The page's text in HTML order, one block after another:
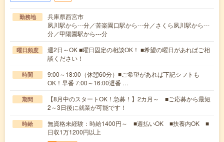
勤務地
兵庫県西宮市
夙川駅から---分／苦楽園口駅から---分／さくら夙川駅から---
分／甲陽園駅から---分
曜日頻度
週2日～OK ■曜日固定の相談OK！ ■希望の曜日があればご相
談ください！
時間
9:00～18:00（休憩60分）■ご希望があれば下記シフトも
OK！早番 7:00～16:00遅番 …
期間
【8月中のスタートOK！急募！】2カ月～ ■ご応募から最短
2～3日後に就業が可能です！
時給
無資格未経験：時給1400円～ ■週払いOK ■扶養内OK ■
日収1万1200円以上